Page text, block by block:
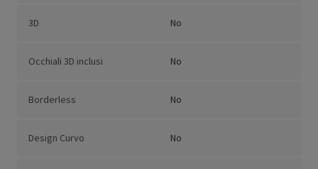
3D No
Occhiali 3D inclusi No
Borderless No
Design Curvo No